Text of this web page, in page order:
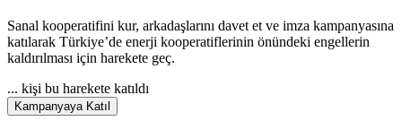
Sanal kooperatifini kur, arkadaşlarını davet et ve imza kampanyasına
katılarak Türkiye’de enerji kooperatiflerinin önündeki engellerin
kaldırılması için harekete geç.
... kişi bu harekete katıldı
Kampanyaya Katıl